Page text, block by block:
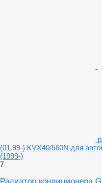
(01.99-) KVX40/560N для
(1999-)
7